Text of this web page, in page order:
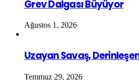
Grev Dalgası Büyüyor
Ağustos 1, 2026
Uzayan Savaş,
Temmuz 29, 2026